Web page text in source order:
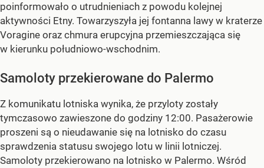
poinformowało o utrudnieniach z powodu kolejnej
aktywności Etny. Towarzyszyła jej fontanna lawy w kraterze
Voragine oraz chmura erupcyjna przemieszczająca się
w kierunku południowo-wschodnim.
Samoloty przekierowane do Palermo
Z komunikatu lotniska wynika, że przyloty zostały
tymczasowo zawieszone do godziny 12:00. Pasażerowie
proszeni są o nieudawanie się na lotnisko do czasu
sprawdzenia statusu swojego lotu w linii lotniczej.
Samoloty przekierowano na lotnisko w Palermo. Wśród